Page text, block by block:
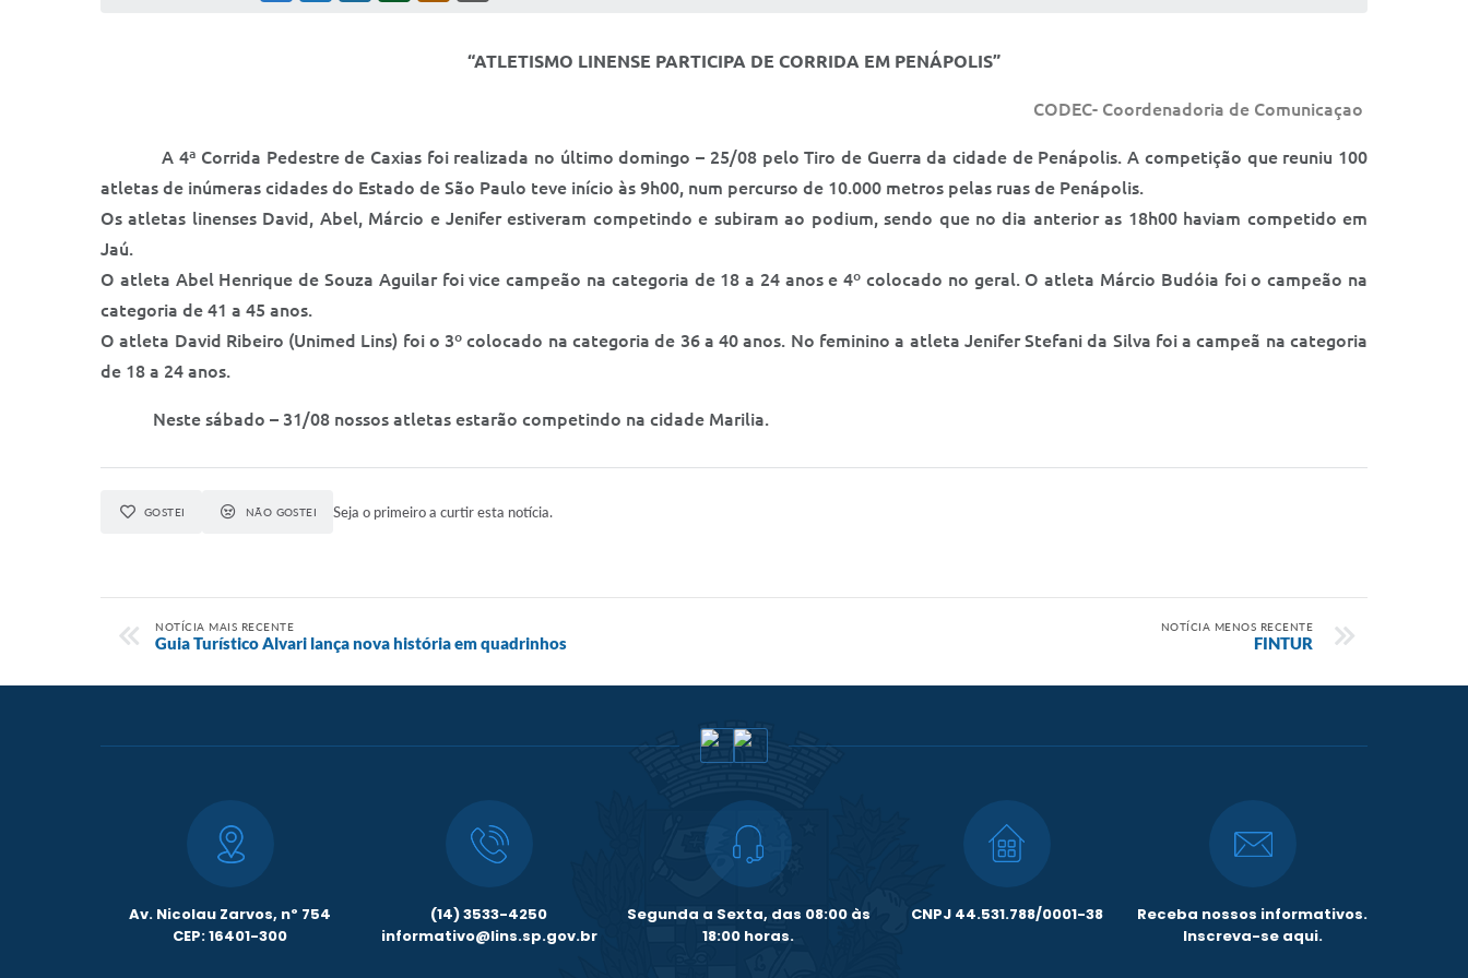
“ATLETISMO LINENSE PARTICIPA DE CORRIDA EM PENÁPOLIS”
CODEC- Coordenadoria de Comunicaçao
A 4ª Corrida Pedestre de Caxias foi realizada no último domingo – 25/08 pelo Tiro de Guerra da cidade de Penápolis. A competição que reuniu 100
atletas de inúmeras cidades do Estado de São Paulo teve início às 9h00, num percurso de 10.000 metros pelas ruas de Penápolis.
Os atletas linenses David, Abel, Márcio e Jenifer estiveram competindo e subiram ao podium, sendo que no dia anterior as 18h00 haviam competido em
Jaú.
O atleta Abel Henrique de Souza Aguilar foi vice campeão na categoria de 18 a 24 anos e 4º colocado no geral. O atleta Márcio Budóia foi o campeão na
categoria de 41 a 45 anos.
O atleta David Ribeiro (Unimed Lins) foi o 3º colocado na categoria de 36 a 40 anos. No feminino a atleta Jenifer Stefani da Silva foi a campeã na categoria
de 18 a 24 anos.
Neste sábado – 31/08 nossos atletas estarão competindo na cidade Marilia.
GOSTEI NÃO GOSTEI Seja o primeiro a curtir esta notícia.
NOTÍCIA MAIS RECENTE
Guia Turístico Alvari lança nova história em quadrinhos
NOTÍCIA MENOS RECENTE
FINTUR
Av. Nicolau Zarvos, nº 754
CEP: 16401-300
(14) 3533-4250
informativo@lins.sp.gov.br
Segunda a Sexta, das 08:00 às
18:00 horas.
CNPJ 44.531.788/0001-38
Receba nossos informativos.
Inscreva-se aqui.